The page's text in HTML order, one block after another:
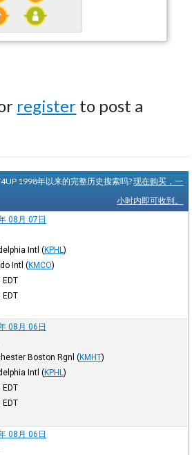
register to post a
1998年以来的完整历史搜索吗?现在购买，一
小时内即可收到。
08月 07日
Intl (KPHL )
Intl (KMCO)
EDT
EDT
08月 06日
Boston Rgnl (KMHT)
Intl (KPHL )
EDT
EDT
08月 06日